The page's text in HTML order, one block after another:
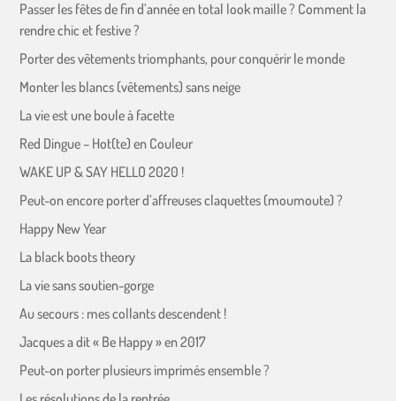
Passer les fêtes de fin d’année en total look maille ? Comment la
rendre chic et festive ?
Porter des vêtements triomphants, pour conquérir le monde
Monter les blancs (vêtements) sans neige
La vie est une boule à facette
Red Dingue – Hot(te) en Couleur
WAKE UP & SAY HELLO 2020 !
Peut-on encore porter d’affreuses claquettes (moumoute) ?
Happy New Year
La black boots theory
La vie sans soutien-gorge
Au secours : mes collants descendent !
Jacques a dit « Be Happy » en 2017
Peut-on porter plusieurs imprimés ensemble ?